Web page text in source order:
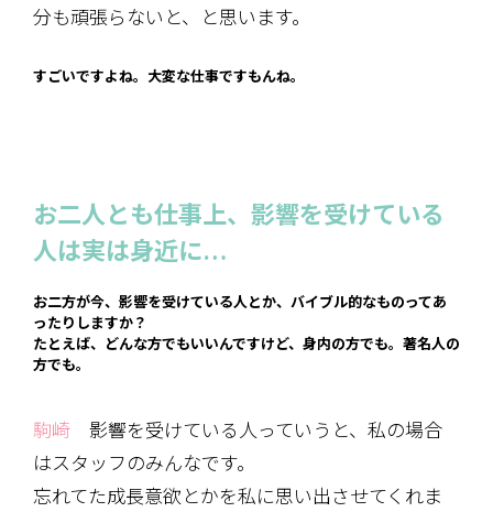
分も頑張らないと、と思います。
すごいですよね。大変な仕事ですもんね。
お二人とも仕事上、影響を受けている
人は実は身近に…
お二方が今、影響を受けている人とか、バイブル的なものってあ
ったりしますか？
たとえば、どんな方でもいいんですけど、身内の方でも。著名人の
方でも。
駒崎 影響を受けている人っていうと、私の場合
はスタッフのみんなです。
忘れてた成長意欲とかを私に思い出させてくれま